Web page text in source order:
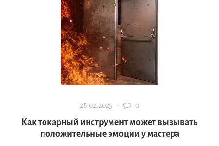
28.02.2025 · 0
Как токарный инструмент может вызывать
положительные эмоции у мастера